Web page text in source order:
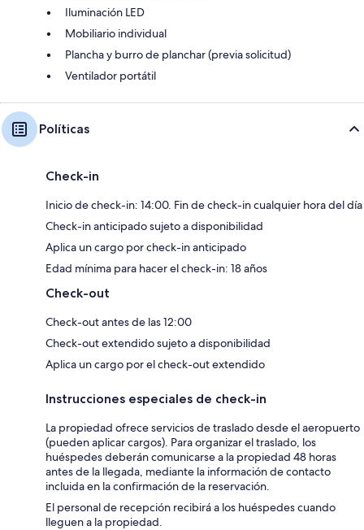
Iluminación LED
Mobiliario individual
Plancha y burro de planchar (previa solicitud)
Ventilador portátil
Políticas
Check-in
Inicio de check-in: 14:00. Fin de check-in cualquier hora del día
Check-in anticipado sujeto a disponibilidad
Aplica un cargo por check-in anticipado
Edad mínima para hacer el check-in: 18 años
Check-out
Check-out antes de las 12:00
Check-out extendido sujeto a disponibilidad
Aplica un cargo por el check-out extendido
Instrucciones especiales de check-in
La propiedad ofrece servicios de traslado desde el aeropuerto
(pueden aplicar cargos). Para organizar el traslado, los
huéspedes deberán comunicarse a la propiedad 48 horas
antes de la llegada, mediante la información de contacto
incluida en la confirmación de la reservación.
El personal de recepción recibirá a los huéspedes cuando
lleguen a la propiedad.